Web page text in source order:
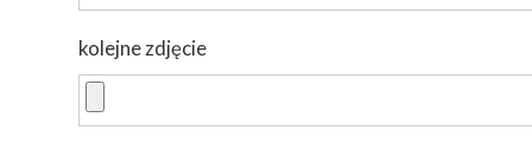
kolejne zdjęcie